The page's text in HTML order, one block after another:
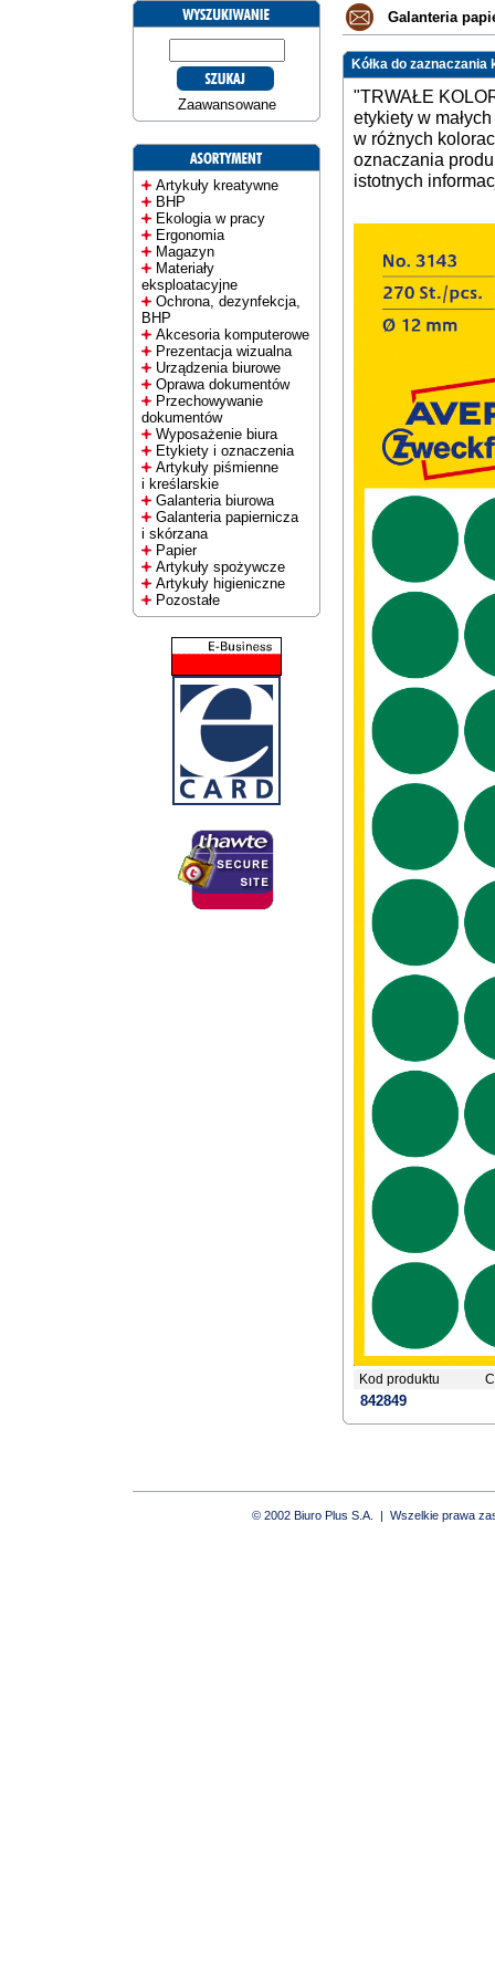
Zaawansowane
Artykuły kreatywne
BHP
Ekologia w pracy
Ergonomia
Magazyn
Materiały
eksploatacyjne
Ochrona, dezynfekcja,
BHP
Akcesoria komputerowe
Prezentacja wizualna
Urządzenia biurowe
Oprawa dokumentów
Przechowywanie
dokumentów
Wyposażenie biura
Etykiety i oznaczenia
Artykuły piśmienne
i kreślarskie
Galanteria biurowa
Galanteria papiernicza
i skórzana
Papier
Artykuły spożywcze
Artykuły higieniczne
Pozostałe
Galanteria
Kółka do
"TRWAŁE
etykiety w
w różnych
oznaczania
istotnych
Kod produktu
842849
© 2002 Biuro Plus S.A. | Wszelkie prawa